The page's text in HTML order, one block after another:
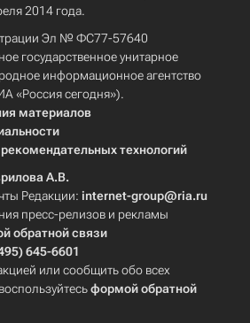
2014 года.
Эл № ФС77-57640
государственное унитарное
информационное агентство
«Россия сегодня»).
материалов
технологий
А.В.
Редакции: internet-group@ria.ru
пресс-релизов и рекламы
обратной связи
645-6601
или сообщить обо всех
формой обратной